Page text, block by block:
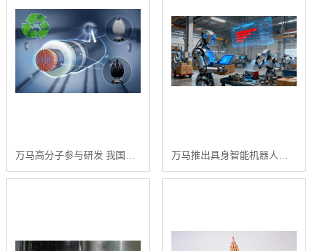
万马高分子参与研发 我国首套220kV热塑性聚丙烯高压交流电缆系统通过型式试验 万马推出具身智能机器人专用电缆，以硬核技术赋能智能装备新形态